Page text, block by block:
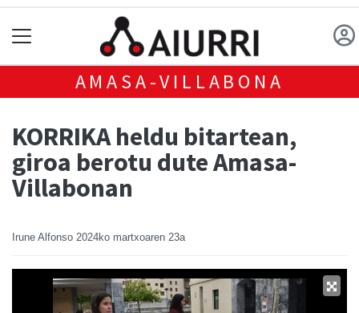
AMASA-VILLABONA
KORRIKA heldu bitartean,
giroa berotu dute Amasa-
Villabonan
Irune Alfonso 2024ko martxoaren 23a